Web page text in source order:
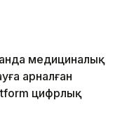
медициналық
арналған
цифрлық